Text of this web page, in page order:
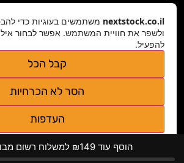
גאדג'טים
נגישות אתר
nextstock.co.il משתמשים בעוגיות כדי
ולשפר את חוויית המשתמש. אפשר לבחור אילו
להפעיל.
קבל הכל
הסר לא הכרחיות
העדפות
הוסף עוד ₪149 למשלוח רשום מבוטח בחינם